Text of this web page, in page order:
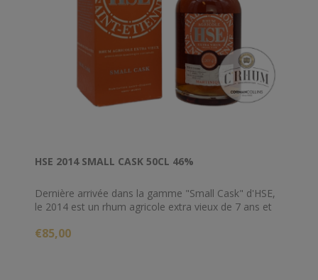
HSE 2014 SMALL CASK 50CL 46%
Dernière arrivée dans la gamme "Small Cask" d'HSE,
le 2014 est un rhum agricole extra vieux de 7 ans et
€85,00